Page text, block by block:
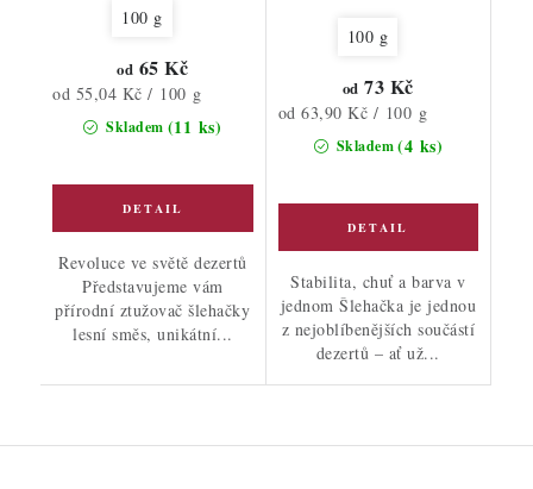
100 g
Skladem (11 ks)
od 65 Kč
Měrná
cena:
od 55,04 Kč / 100 g
Revoluce ve světě dezertů
Představujeme vám
přírodní ztužovač šlehačky
lesní směs, unikátní...
100 g
Skladem(4 ks)
od 73 Kč
Měrná
od 63,90 Kč / 100 g
Stabilita, chuť a barva v
jednom Šlehačka je jednou
z nejoblíbenějších součástí
dezertů – ať už...